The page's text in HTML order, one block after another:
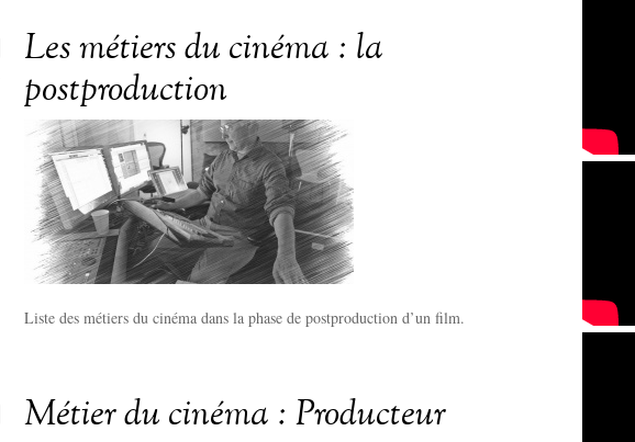
Les métiers du cinéma : la
postproduction
Liste des métiers du cinéma dans la phase de postproduction d’un film.
Métier du cinéma : Producteur